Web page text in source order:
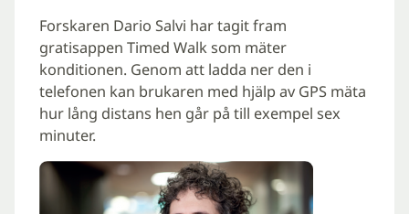
Forskaren Dario Salvi har tagit fram
gratisappen Timed Walk som mäter
konditionen. Genom att ladda ner den i
telefonen kan brukaren med hjälp av GPS mäta
hur lång distans hen går på till exempel sex
minuter.